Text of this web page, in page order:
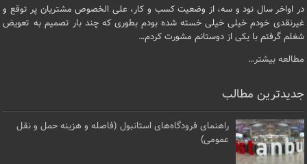
در اواخر سال نود و سه، از وضعیت کسب و کار، علی الخصوص مشتریان پر توقع و
غیرنقدی خودم خیلی خیلی خسته شده بودم بطوری که چند بار تصمیم به تعویض
شغلم گرفتم با یکی از دوستانم مشورت کردم…
مطالعه بیشتر…
جدیدترین مطالب
راهنمای فرودگاه‌های استانبول (فاصله و هزینه حمل و نقل
عمومی)